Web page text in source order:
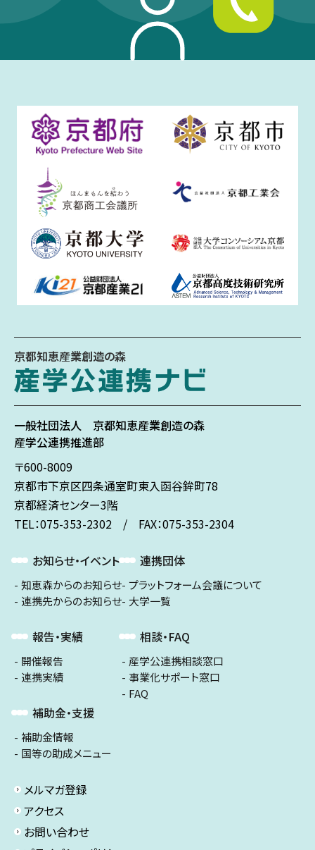
京都知恵産業創造の森
一般社団法人 京都知恵産業創造の森
産学公連携推進部
〒600-8009
京都市下京区四条通室町東入函谷鉾町78
京都経済センター3階
TEL：075-353-2302 / FAX：075-353-2304
お知らせ・イベント
知恵森からのお知らせ
連携先からのお知らせ
報告・実績
開催報告
連携実績
補助金・支援
補助金情報
国等の助成メニュー
連携団体
プラットフォーム会議について
大学一覧
相談・FAQ
産学公連携相談窓口
事業化サポート窓口
FAQ
メルマガ登録
アクセス
お問い合わせ